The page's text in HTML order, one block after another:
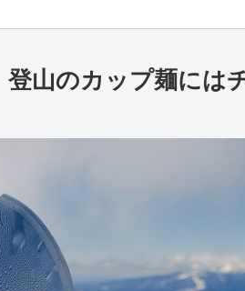
登山のカップ麺には